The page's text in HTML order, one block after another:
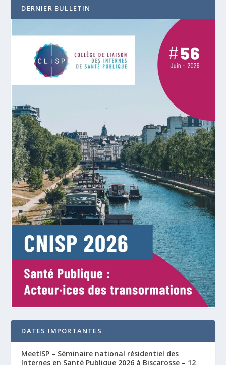
DERNIER BULLETIN
DATES IMPORTANTES
MeetISP – Séminaire national résidentiel des
Internes en Santé Publique 2026 à Biscarosse – 12